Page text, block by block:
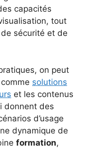
capacités
tout
sécurité et de
on peut
solutions
et les contenus
donnent des
d’usage
dynamique de
formation,